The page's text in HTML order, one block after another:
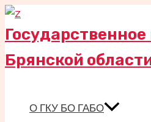
Перейти
к
Брянской
О ГКУ БО ГАБО